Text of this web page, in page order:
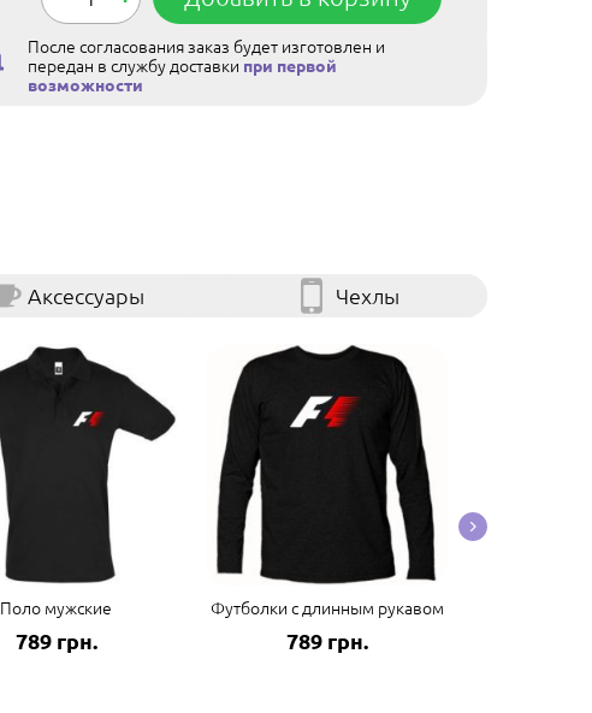
После согласования заказ будет изготовлен и
передан в службу доставки при первой
возможности
Аксессуары Чехлы
Поло мужские
789 грн.
Футболки с длинным рукавом
789 грн.